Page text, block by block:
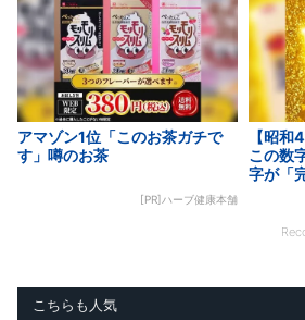
アマゾン1位「このお茶ガチで
す」噂のお茶
[PR]ハーブ健康本舗
【昭和
この数
字が「
こちらも人気